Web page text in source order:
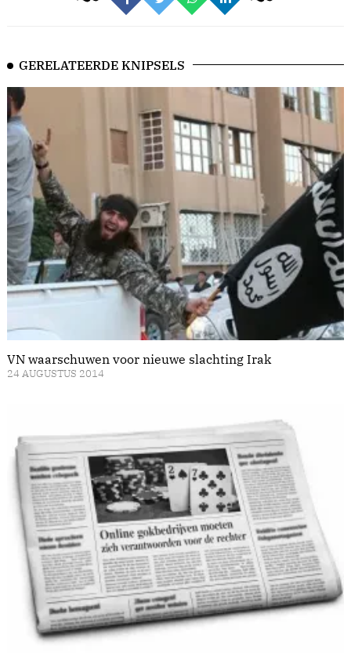
GERELATEERDE KNIPSELS
VN waarschuwen voor nieuwe slachting Irak
24 AUGUSTUS 2014